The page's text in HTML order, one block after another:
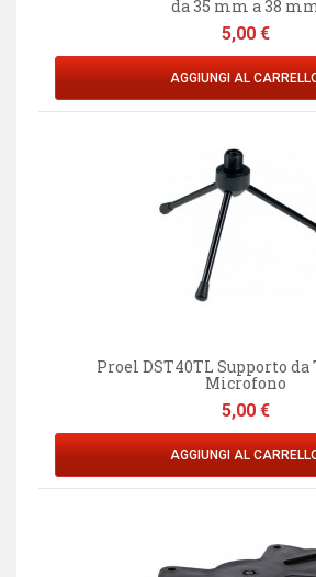
da 35 mm a 38
Prezzo
5,00 €
AGGIUNGI AL
Proel DST40TL Supporto da
Microfono
Prezzo
5,00 €
AGGIUNGI AL